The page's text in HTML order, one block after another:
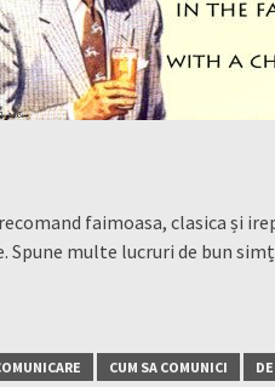
faimoasa, clasica și
Spune multe lucruri de bun
CUM SA COMUNICI